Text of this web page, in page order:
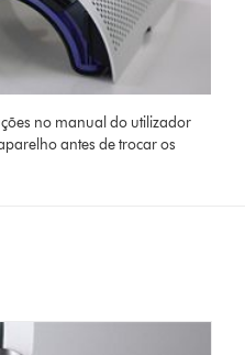
no manual do utilizador
antes de trocar os